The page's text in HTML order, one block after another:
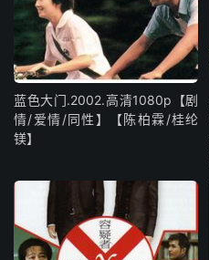
蓝色大门.2002.高清1080p【剧
情/爱情/同性】【陈柏霖/桂纶
镁】